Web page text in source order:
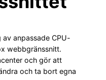
av anpassade CPU-
webbgränssnitt.
och gör att
och ta bort egna